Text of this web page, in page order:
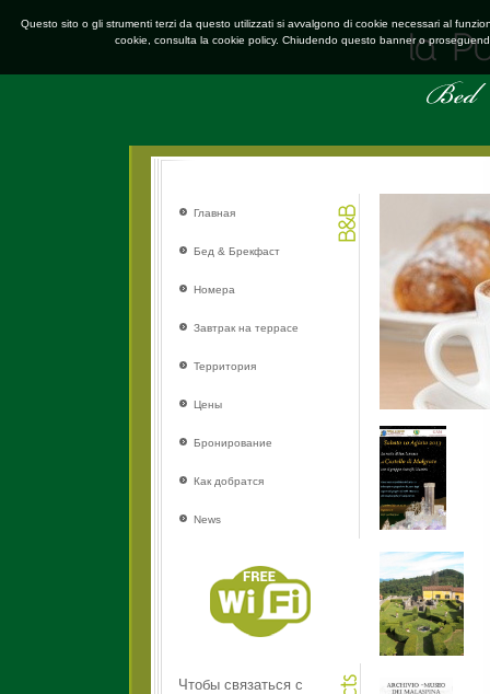
Главная
Бед & Брекфаст
Номера
Завтрак на террасе
Территория
Цены
Бронирование
Как добратся
News
Чтобы связаться с
Questo sito o gli strumenti terzi da questo utilizzati si avvalgono di cookie necessari al
cookie, consulta la cookie policy. Chiudendo questo banner o